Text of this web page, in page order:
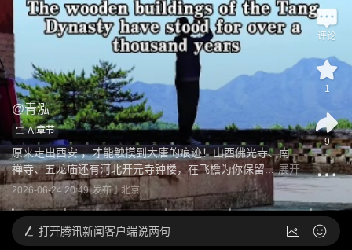
@青泓
AI章节
原来走出西安 ，才能触摸到大唐的痕迹！山西佛光寺、南
禅寺、五龙庙还有河北开元寺钟楼，在飞檐为你保留... 展开
2026-06-24 20:49 发布于北京
评论
1
9
打开腾讯新闻客户端说两句